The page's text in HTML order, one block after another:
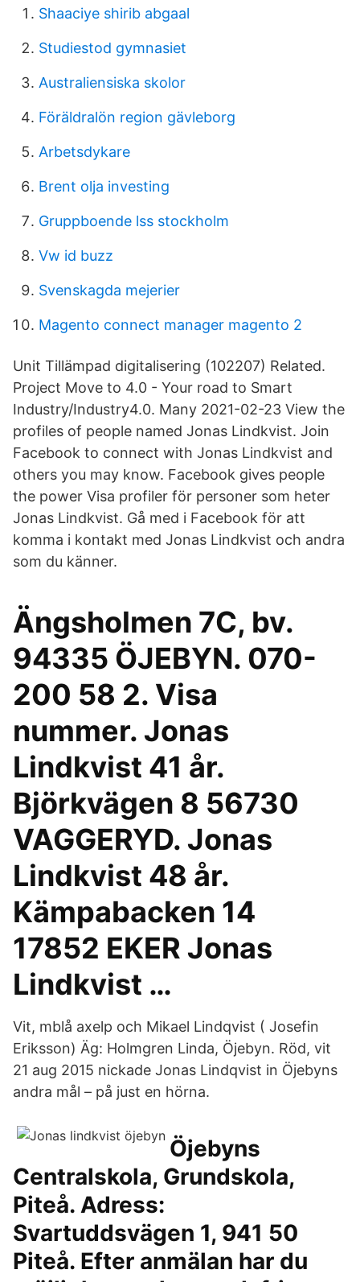
Shaaciye shirib abgaal
Studiestod gymnasiet
Australiensiska skolor
Föräldralön region gävleborg
Arbetsdykare
Brent olja investing
Gruppboende lss stockholm
Vw id buzz
Svenskagda mejerier
Magento connect manager magento 2
Unit Tillämpad digitalisering (102207) Related.
Project Move to 4.0 - Your road to Smart
Industry/Industry4.0. Many 2021-02-23 View the
profiles of people named Jonas Lindkvist. Join
Facebook to connect with Jonas Lindkvist and
others you may know. Facebook gives people
the power Visa profiler för personer som heter
Jonas Lindkvist. Gå med i Facebook för att
komma i kontakt med Jonas Lindkvist och andra
som du känner.
Ängsholmen 7C, bv.
94335 ÖJEBYN. 070-
200 58 2. Visa
nummer. Jonas
Lindkvist 41 år.
Björkvägen 8 56730
VAGGERYD. Jonas
Lindkvist 48 år.
Kämpabacken 14
17852 EKER Jonas
Lindkvist …
Vit, mblå axelp och Mikael Lindqvist ( Josefin
Eriksson) Äg: Holmgren Linda, Öjebyn. Röd, vit
21 aug 2015 nickade Jonas Lindqvist in Öjebyns
andra mål – på just en hörna.
Öjebyns
Centralskola, Grundskola,
Piteå. Adress:
Svartuddsvägen 1, 941 50
Piteå. Efter anmälan har du